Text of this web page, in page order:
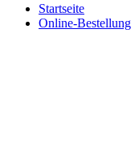
Startseite
Online-Bestellung